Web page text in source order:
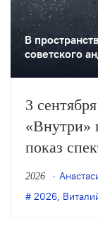
В
советского
3
«Внутри»
показ
2026
2026,